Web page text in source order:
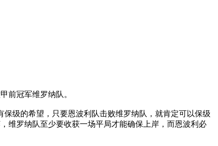
前冠军维罗纳队。
级的希望，只要恩波利队击败维罗纳队，就肯定可以保级
维罗纳队至少要收获一场平局才能确保上岸，而恩波利必